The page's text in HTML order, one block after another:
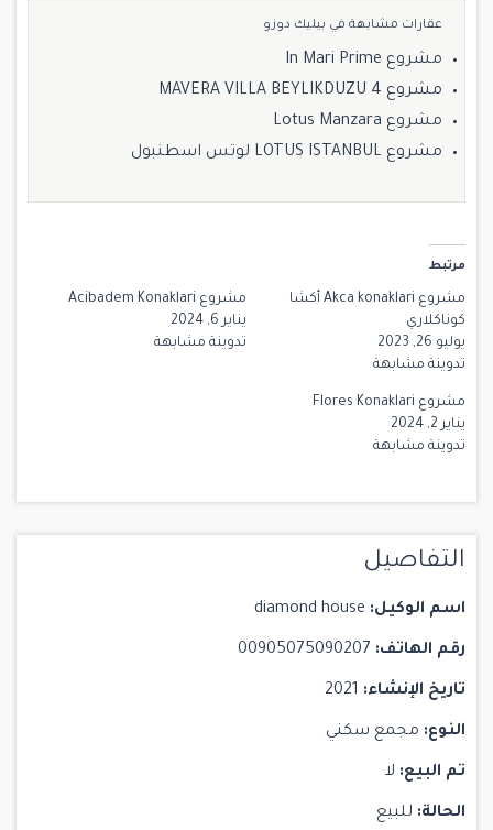
عقارات مشابهة في بيليك دوزو
مشروع In Mari Prime
مشروع MAVERA VILLA BEYLIKDUZU 4
مشروع Lotus Manzara
مشروع LOTUS ISTANBUL لوتس اسطنبول
مرتبط
مشروع Akca konaklari أكشا
كوناكلاري
يوليو 26, 2023
تدوينة مشابهة
مشروع Acibadem Konaklari
يناير 6, 2024
تدوينة مشابهة
مشروع Flores Konaklari
يناير 2, 2024
تدوينة مشابهة
التفاصيل
اسم الوكيل:
رقم الهاتف:
تاريخ الإنشاء:
النوع: مجمع سكني
تم البيع:
الحالة: